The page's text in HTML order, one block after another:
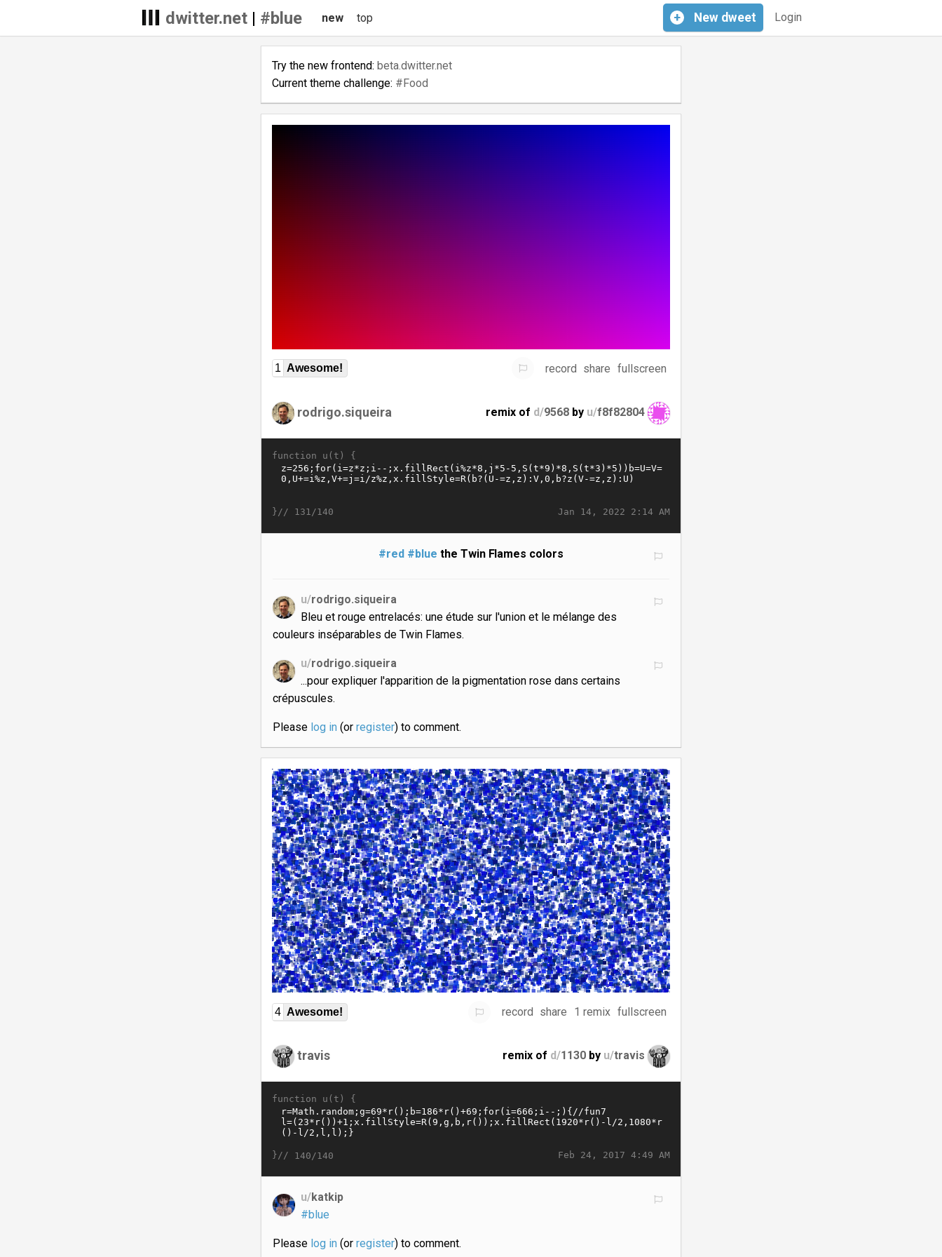
dwitter.net| #blue Login
+ New dweet
new top
Try the new frontend: beta.dwitter.net
Current theme challenge: #Food
1 Awesome! record share fullscreen
rodrigo.siqueira remix of d/9568 by u/f8f82804
function u(t) {
Jan 14, 2022 2:14 AM
}// 131/140
#red #blue the Twin Flames colors
u/rodrigo.siqueira
Bleu et rouge entrelacés: une étude sur l'union et le mélange des
couleurs inséparables de Twin Flames.
u/rodrigo.siqueira
...pour expliquer l'apparition de la pigmentation rose dans certains
crépuscules.
Please log in(or register) to comment.
4 Awesome! record share 1 remix fullscreen
travis remix of d/1130 by u/travis
function u(t) {
Feb 24, 2017 4:49 AM
}// 140/140
u/katkip
#blue
Please log in(or register) to comment.